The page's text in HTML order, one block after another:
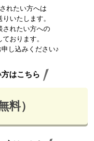
れたい方へは
いたします。
されたい方への
おります。
し込みください♪
はこちら
料）